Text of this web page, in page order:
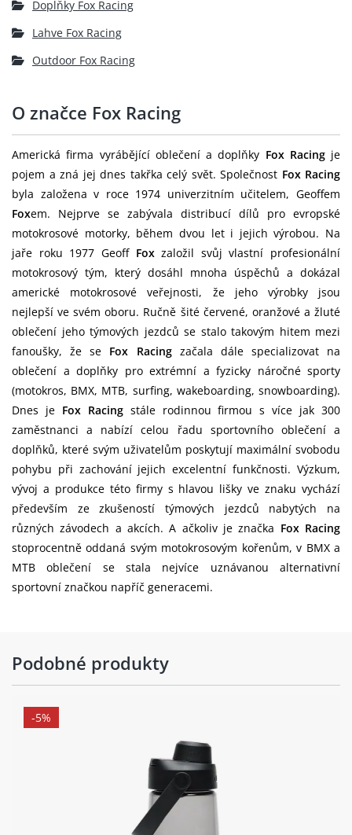
Doplňky Fox Racing
Lahve Fox Racing
Outdoor Fox Racing
O značce Fox Racing
Americká firma vyrábějící oblečení a doplňky Fox Racingje
pojem a zná jej dnes takřka celý svět. Společnost Fox Racing
byla založena v roce 1974 univerzitním učitelem, Geoffem
Foxem. Nejprve se zabývala distribucí dílů pro evropské
motokrosové motorky, během dvou let i jejich výrobou. Na
jaře roku 1977 Geoff Foxzaložil svůj vlastní profesionální
motokrosový tým, který dosáhl mnoha úspěchů a dokázal
americké motokrosové veřejnosti, že jeho výrobky jsou
nejlepší ve svém oboru. Ručně šité červené, oranžové a žluté
oblečení jeho týmových jezdců se stalo takovým hitem mezi
fanoušky, že se Fox Racingzačala dále specializovat na
oblečení a doplňky pro extrémní a fyzicky náročné sporty
(motokros, BMX, MTB, surfing, wakeboarding, snowboarding).
Dnes je Fox Racingstále rodinnou firmou s více jak 300
zaměstnanci a nabízí celou řadu sportovního oblečení a
doplňků, které svým uživatelům poskytují maximální svobodu
pohybu při zachování jejich excelentní funkčnosti. Výzkum,
vývoj a produkce této firmy s hlavou lišky ve znaku vychází
především ze zkušeností týmových jezdců nabytých na
různých závodech a akcích. A ačkoliv je značka Fox Racing
stoprocentně oddaná svým motokrosovým kořenům, v BMX a
MTB oblečení se stala nejvíce uznávanou alternativní
sportovní značkou napříč generacemi.
Podobné produkty
-5%